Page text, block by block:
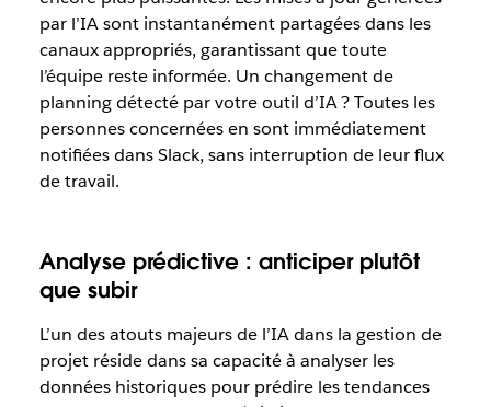
par l’IA sont instantanément partagées dans les
canaux appropriés, garantissant que toute
l’équipe reste informée. Un changement de
planning détecté par votre outil d’IA ? Toutes les
personnes concernées en sont immédiatement
notifiées dans Slack, sans interruption de leur flux
de travail.
Analyse prédictive : anticiper plutôt
que subir
L’un des atouts majeurs de l’IA dans la gestion de
projet réside dans sa capacité à analyser les
données historiques pour prédire les tendances